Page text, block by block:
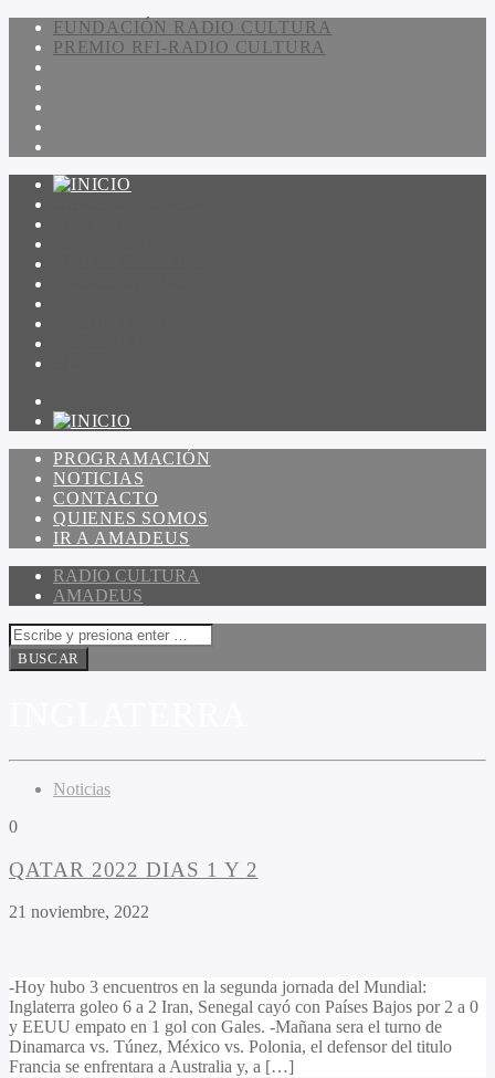
FUNDACIÓN RADIO CULTURA
PREMIO RFI-RADIO CULTURA
PROGRAMACIÓN
NOTICIAS
CONTACTO
QUIENES SOMOS
IR A AMADEUS
RADIO CULTURA
AMADEUS
Noticias
0
QATAR 2022 DIAS 1 Y 2
21 noviembre, 2022
-Hoy hubo 3 encuentros en la segunda jornada del Mundial:
Inglaterra goleo 6 a 2 Iran, Senegal cayó con Países Bajos por 2 a 0
y EEUU empato en 1 gol con Gales. -Mañana sera el turno de
Dinamarca vs. Túnez, México vs. Polonia, el defensor del titulo
Francia se enfrentara a Australia y, a […]